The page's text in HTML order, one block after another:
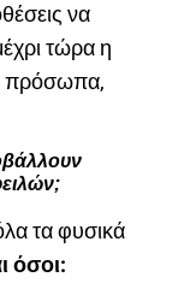
να
τώρα η
πρόσωπα,
τα φυσικά
όσοι: